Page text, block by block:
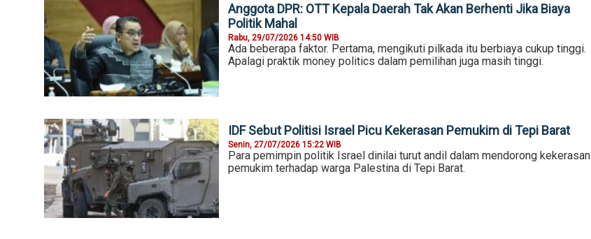
Anggota DPR: OTT Kepala Daerah Tak Akan Berhenti Jika Biaya
Politik Mahal
Rabu, 29/07/2026 14:50 WIB
Ada beberapa faktor. Pertama, mengikuti pilkada itu berbiaya cukup tinggi.
Apalagi praktik money politics dalam pemilihan juga masih tinggi.
IDF Sebut Politisi Israel Picu Kekerasan Pemukim di Tepi Barat
Senin, 27/07/2026 15:22 WIB
Para pemimpin politik Israel dinilai turut andil dalam mendorong kekerasan
pemukim terhadap warga Palestina di Tepi Barat.